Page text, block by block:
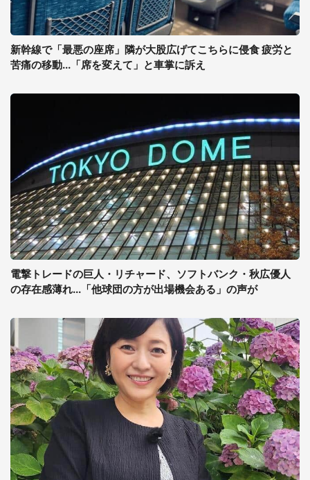
新幹線で「最悪の座席」隣が大股広げてこちらに侵食 疲労と
苦痛の移動...「席を変えて」と車掌に訴え
電撃トレードの巨人・リチャード、ソフトバンク・秋広優人
の存在感薄れ...「他球団の方が出場機会ある」の声が